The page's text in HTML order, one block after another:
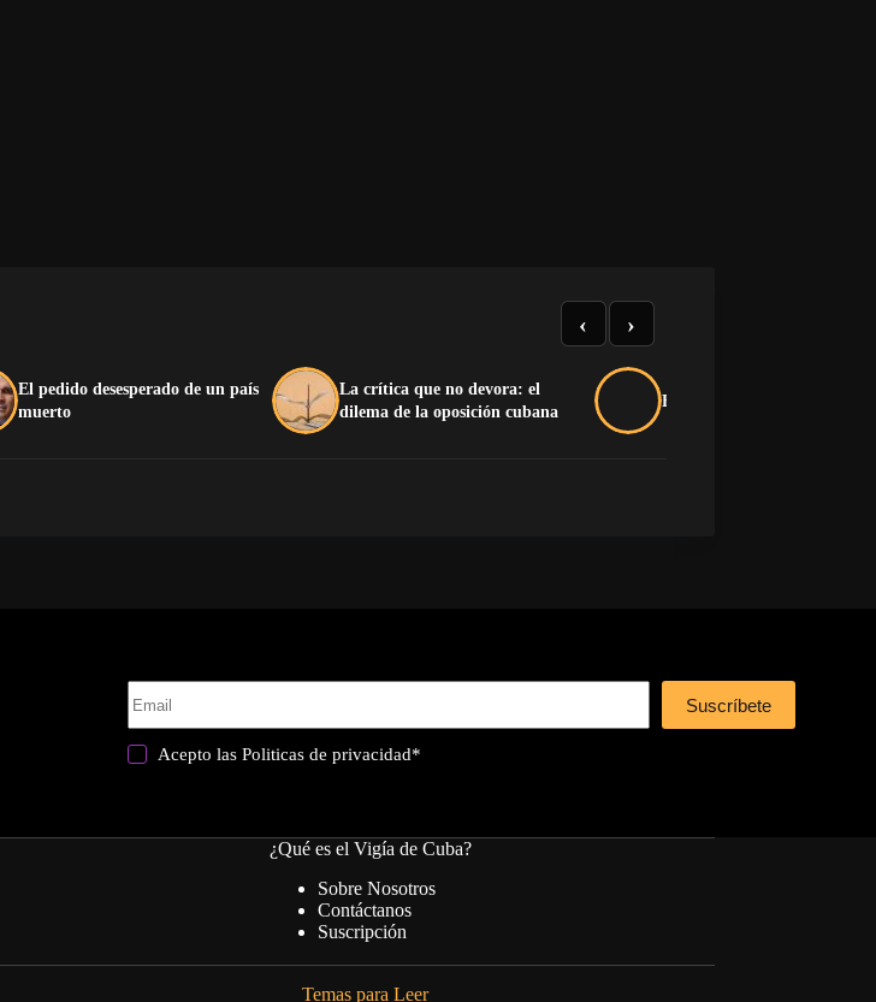
El pedido desesperado de un país
muerto
La crítica que no devora: el
dilema de la oposición cubana
Buche y pluma na’má
‹ ›
Suscríbete
Acepto lasPoliticas de privacidad*
¿Qué es el Vigía de Cuba?
Sobre Nosotros
Contáctanos
Suscripción
Temas para Leer